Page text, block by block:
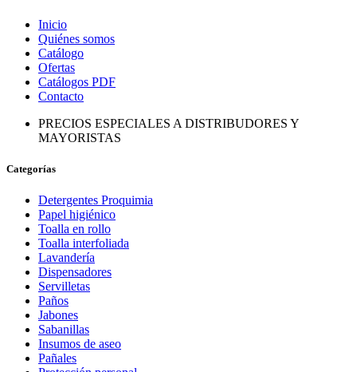
Inicio
Quiénes somos
Catálogo
Ofertas
Catálogos PDF
Contacto
PRECIOS ESPECIALES A DISTRIBUDORES Y
MAYORISTAS
Categorías
Detergentes Proquimia
Papel higiénico
Toalla en rollo
Toalla interfoliada
Lavandería
Dispensadores
Servilletas
Paños
Jabones
Sabanillas
Insumos de aseo
Pañales